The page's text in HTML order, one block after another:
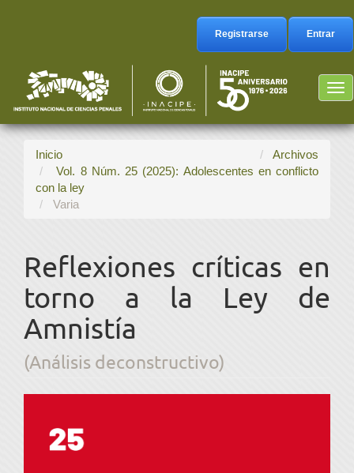
Barra
lateral
Registrarse Entrar
Inicio
Archivos
Vol. 8 Núm. 25 (2025): Adolescentes en conflicto
con la ley
Varia
Reflexiones críticas en
torno a la Ley de
Amnistía
(Análisis deconstructivo)
lateral
del